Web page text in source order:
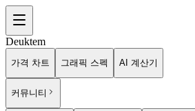
Deuktem
가격 차트 그래픽 스펙 AI 계산기
커뮤니티